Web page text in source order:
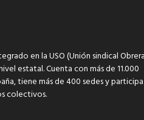
en la USO (Unión sindical
estatal. Cuenta con más de 11.000
tiene más de 400 sedes y
colectivos.